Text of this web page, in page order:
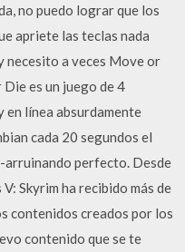
no puedo lograr que los
apriete las teclas nada
necesito a veces Move or
es un juego de 4
en línea absurdamente
cada 20 segundos el
arruinando perfecto. Desde
Skyrim ha recibido más de
contenidos creados por los
contenido que se te